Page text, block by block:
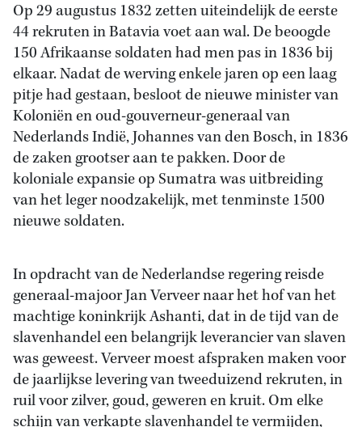
Op 29 augustus 1832 zetten uiteindelijk de eerste
44 rekruten in Batavia voet aan wal. De beoogde
150 Afrikaanse soldaten had men pas in 1836 bij
elkaar. Nadat de werving enkele jaren op een laag
pitje had gestaan, besloot de nieuwe minister van
Koloniën en oud-gouverneur-generaal van
Nederlands Indië, Johannes van den Bosch, in 1836
de zaken grootser aan te pakken. Door de
koloniale expansie op Sumatra was uitbreiding
van het leger noodzakelijk, met tenminste 1500
nieuwe soldaten.
In opdracht van de Nederlandse regering reisde
generaal-majoor Jan Verveer naar het hof van het
machtige koninkrijk Ashanti, dat in de tijd van de
slavenhandel een belangrijk leverancier van slaven
was geweest. Verveer moest afspraken maken voor
de jaarlijkse levering van tweeduizend rekruten, in
ruil voor zilver, goud, geweren en kruit. Om elke
schijn van verkapte slavenhandel te vermijden,